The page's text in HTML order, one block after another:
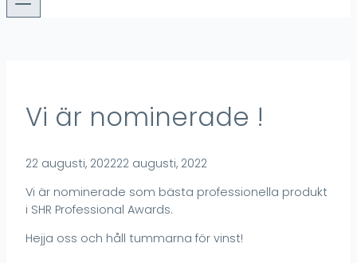
Vi är nominerade !
22 augusti, 202222 augusti, 2022
Vi är nominerade som bästa professionella produkt
i SHR Professional Awards.
Hejja oss och håll tummarna för vinst!